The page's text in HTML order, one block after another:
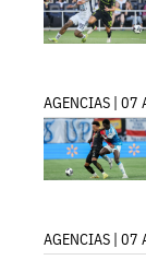
AGENCIAS | 07
AGENCIAS | 07